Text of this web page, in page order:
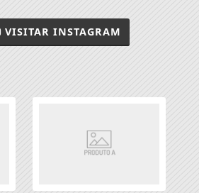
VISITAR INSTAGRAM